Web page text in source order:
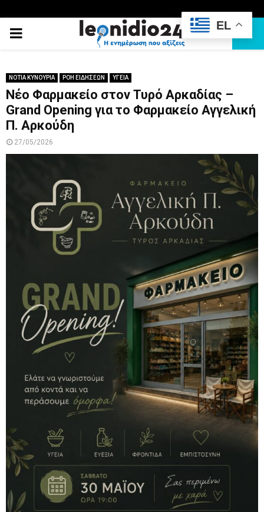
PRIMARY
ΝΟΤΙΑ ΚΥΝΟΥΡΙΑ ΡΟΗ ΕΙΔΗΣΕΩΝ ΥΓΕΙΑ
Νέο Φαρμακείο στον Τυρό Αρκαδίας –
Grand Opening για το Φαρμακείο Αγγελική
Π. Αρκούδη
27/05/2026
EL